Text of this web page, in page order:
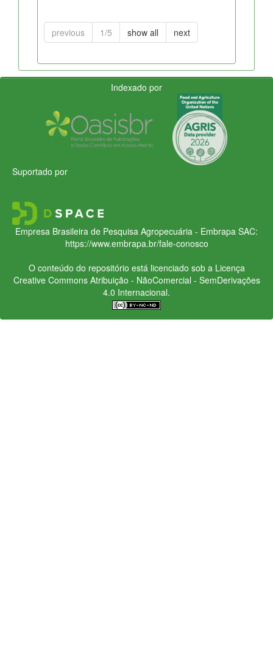
previous 1/5 show all next
Indexado por
Suportado por
Empresa Brasileira de Pesquisa Agropecuária - Embrapa SAC:
https://www.embrapa.br/fale-conosco
O conteúdo do repositório está licenciado sob a Licença
Creative CommonsAtribuição - NãoComercial - SemDerivações
4.0 Internacional.